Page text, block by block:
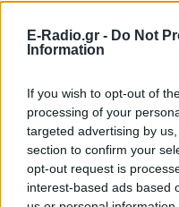
E-Radio.gr - Do Not
Information
If you wish to opt-out of
processing of your
targeted advertising by
section to confirm your
opt-out request is
interest-based ads based
ΔΕΙΤΕ ΕΠΙΣΗΣ